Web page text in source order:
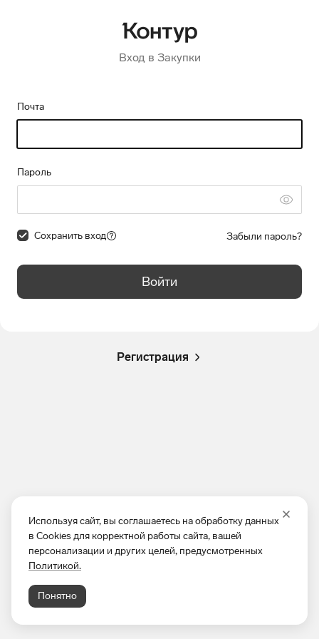
Используя сайт, вы соглашаетесь на обработку данных
в Cookies для корректной работы сайта, вашей
персонализации и других целей, предусмотренных
Политикой.
Понятно
Вход в Закупки
Почта
Пароль
Сохранить вход Забыли пароль?
Войти
Регистрация